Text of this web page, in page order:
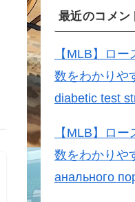
最近のコメン
【MLB】ロ
数をわかりや
diabetic test
【MLB】ロ
数をわかりや
анального